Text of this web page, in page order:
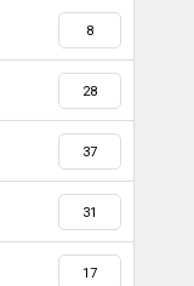
8
28
37
31
17